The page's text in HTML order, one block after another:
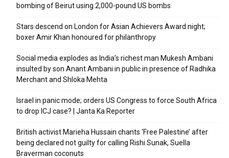
bombing of Beirut using 2,000-pound US bombs
Stars descend on London for Asian Achievers Award night;
boxer Amir Khan honoured for philanthropy
Social media explodes as India’s richest man Mukesh Ambani
insulted by son Anant Ambani in public in presence of Radhika
Merchant and Shloka Mehta
Israel in panic mode; orders US Congress to force South Africa
to drop ICJ case? | Janta Ka Reporter
British activist Marieha Hussain chants ‘Free Palestine’ after
being declared not guilty for calling Rishi Sunak, Suella
Braverman coconuts